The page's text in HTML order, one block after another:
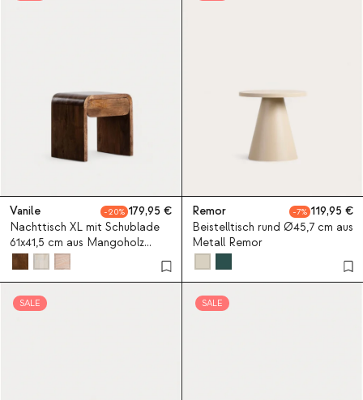
Vanile 20
179,95
Nachttisch XL mit Schublade
61x41,5 cm aus Mangoholz
Vanile
Remor 7
119,95
Beistelltisch rund Ø45,7 cm aus
Metall Remor
SALE SALE